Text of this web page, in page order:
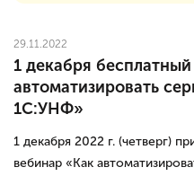
29.11.2022
1 декабря
автоматизировать
1С:УНФ»
1 декабря 2022 г. (четверг)
вебинар «‎Как